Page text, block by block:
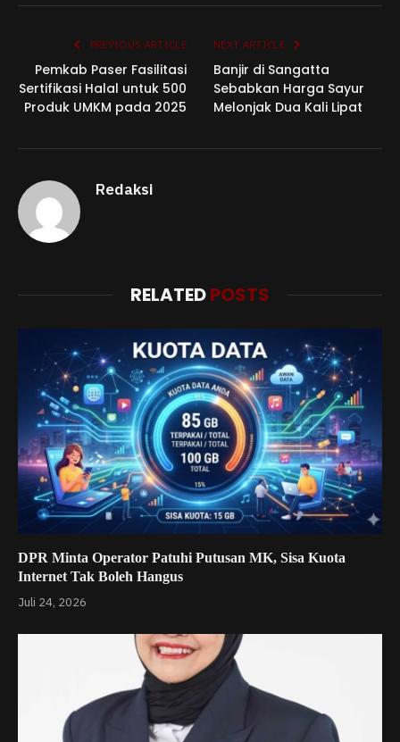
PREVIOUS ARTICLE
Pemkab Paser Fasilitasi
Sertifikasi Halal untuk 500
Produk UMKM pada 2025
NEXT ARTICLE
Banjir di Sangatta
Sebabkan Harga Sayur
Melonjak Dua Kali Lipat
Redaksi
RELATEDPOSTS
DPR Minta Operator Patuhi Putusan MK, Sisa Kuota
Internet Tak Boleh Hangus
Juli 24, 2026